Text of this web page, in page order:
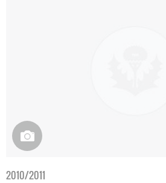
2010/2011